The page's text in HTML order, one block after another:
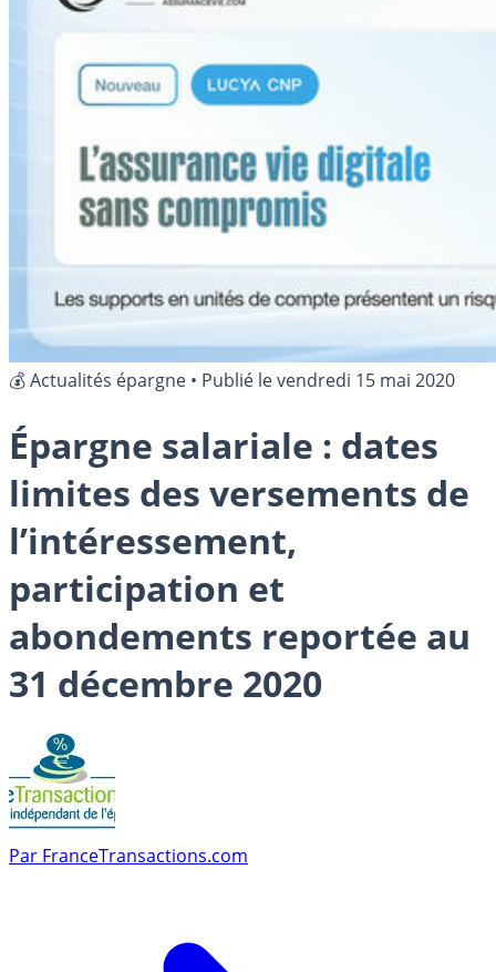
💰 Actualités épargne • Publié levendredi 15 mai 2020
Épargne salariale : dates
limites des versements de
l’intéressement,
participation et
abondements reportée au
31 décembre 2020
Par FranceTransactions.com